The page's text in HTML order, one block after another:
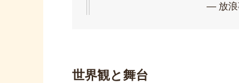
— 放浪
世界観と舞台